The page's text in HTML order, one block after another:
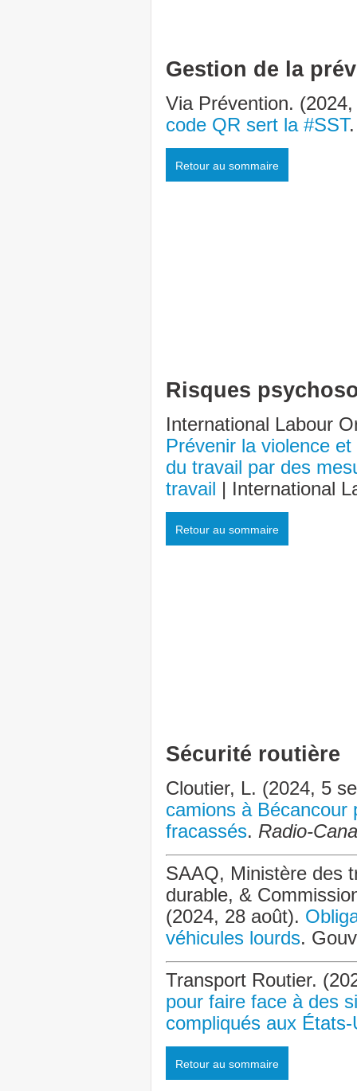
Gestion de la
Via Prévention.
code QR sert la #SST
Retour au sommaire
Risques
International Labour
Prévenir la violence
du travail par des
travail | International
Retour au sommaire
Sécurité routière
Cloutier, L. (2024, 5
camions à Bécancour
fracassés. Radio-
SAAQ, Ministère des
durable, &
(2024, 28 août).
véhicules lourds.
Transport Routier.
pour faire face à des
compliqués aux États-
Retour au sommaire